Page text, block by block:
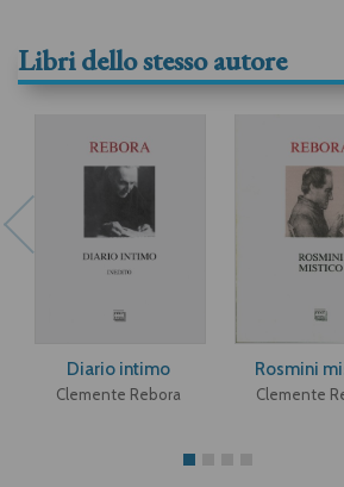
Libri dello stesso autore
Diario intimo
Clemente Rebora
Rosmini
Clemente